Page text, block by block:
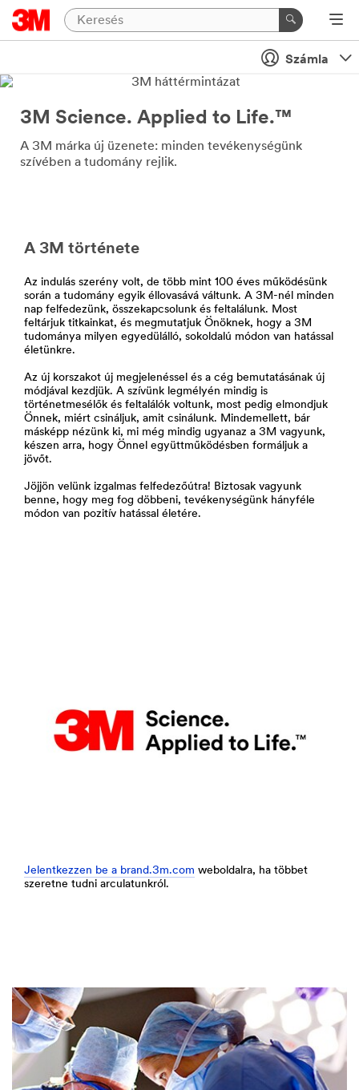
Számla
3M Science. Applied to Life.™
A 3M márka új üzenete: minden tevékenységünk
szívében a tudomány rejlik.
A 3M története
Az indulás szerény volt, de több mint 100 éves működésünk
során a tudomány egyik éllovasává váltunk. A 3M-nél minden
nap felfedezünk, összekapcsolunk és feltalálunk. Most
feltárjuk titkainkat, és megmutatjuk Önöknek, hogy a 3M
tudománya milyen egyedülálló, sokoldalú módon van hatással
életünkre.
Az új korszakot új megjelenéssel és a cég bemutatásának új
módjával kezdjük. A szívünk legmélyén mindig is
történetmesélők és feltalálók voltunk, most pedig elmondjuk
Önnek, miért csináljuk, amit csinálunk. Mindemellett, bár
másképp nézünk ki, mi még mindig ugyanaz a 3M vagyunk,
készen arra, hogy Önnel együttműködésben formáljuk a
jövőt.
Jöjjön velünk izgalmas felfedezőútra! Biztosak vagyunk
benne, hogy meg fog döbbeni, tevékenységünk hányféle
módon van pozitív hatással életére.
Jelentkezzen be a brand.3m.com weboldalra, ha többet
szeretne tudni arculatunkról.